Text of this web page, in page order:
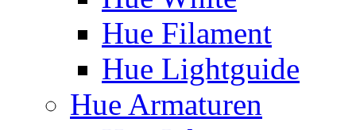
Hue Filament
Hue Lightguide
Hue Armaturen